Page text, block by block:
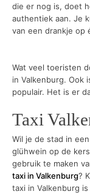
die er nog is, doet
authentiek aan. Je
van een drankje op
Wat veel toeristen
in Valkenburg. Ook
populair. Het is er
Taxi
Wil je de stad in
glühwein op de
gebruik te maken
taxi in Valkenburg?
taxi in Valkenburg